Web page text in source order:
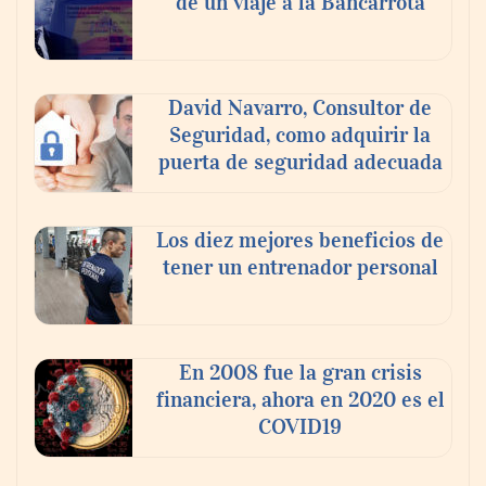
‘El ransomware se puede vencer. No
Ricardo Palacio Escobar
David Navarro, Consultor de
Seguridad, como adquirir la
puerta de seguridad adecuada
Los diez mejores beneficios de
tener un entrenador personal
En 2008 fue la gran crisis
financiera, ahora en 2020 es el
COVID19